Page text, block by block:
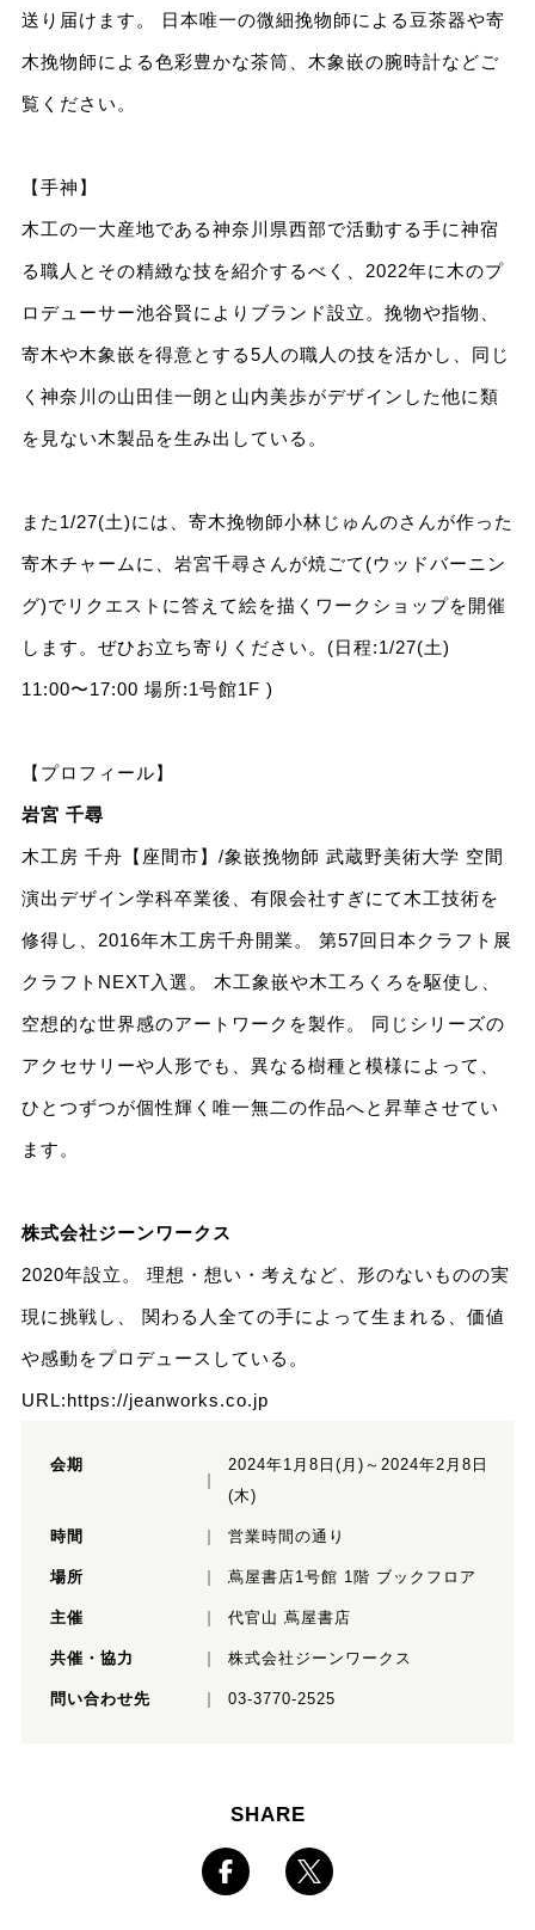
送り届けます。 日本唯一の微細挽物師による豆茶器や寄
木挽物師による色彩豊かな茶筒、木象嵌の腕時計などご
覧ください。
【手神】
木工の一大産地である神奈川県西部で活動する手に神宿
る職人とその精緻な技を紹介するべく、2022年に木のプ
ロデューサー池谷賢によりブランド設立。挽物や指物、
寄木や木象嵌を得意とする5人の職人の技を活かし、同じ
く神奈川の山田佳一朗と山内美歩がデザインした他に類
を見ない木製品を生み出している。
また1/27(土)には、寄木挽物師小林じゅんのさんが作った
寄木チャームに、岩宮千尋さんが焼ごて(ウッドバーニン
グ)でリクエストに答えて絵を描くワークショップを開催
します。ぜひお立ち寄りください。(日程:1/27(土)
11:00〜17:00 場所:1号館1F )
【プロフィール】
岩宮 千尋
木工房 千舟【座間市】/象嵌挽物師 武蔵野美術大学 空間
演出デザイン学科卒業後、有限会社すぎにて木工技術を
修得し、2016年木工房千舟開業。 第57回日本クラフト展
クラフトNEXT入選。 木工象嵌や木工ろくろを駆使し、
空想的な世界感のアートワークを製作。 同じシリーズの
アクセサリーや人形でも、異なる樹種と模様によって、
ひとつずつが個性輝く唯一無二の作品へと昇華させてい
ます。
株式会社ジーンワークス
2020年設立。 理想・想い・考えなど、形のないものの実
現に挑戦し、 関わる人全ての手によって生まれる、価値
や感動をプロデュースしている。
URL:https://jeanworks.co.jp
会期
2024年1月8日(月)～2024年2月8日
(木)
時間 営業時間の通り
場所 蔦屋書店1号館 1階 ブックフロア
主催 代官山 蔦屋書店
共催・協力 株式会社ジーンワークス
問い合わせ先 03-3770-2525
SHARE